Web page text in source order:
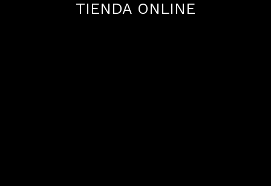
TIENDA ONLINE